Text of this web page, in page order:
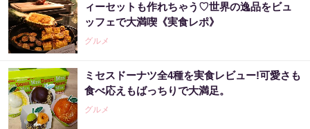
ィーセットも作れちゃう♡世界の逸品をビュ
ッフェで大満喫《実食レポ》
グルメ
ミセスドーナツ全4種を実食レビュー!可愛さも
食べ応えもばっちりで大満足。
グルメ